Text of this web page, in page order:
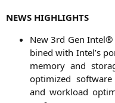
NEWS HIGHLIGHTS
New 3rd Gen
bi­ned with Intel’s
memo­ry and
opti­mi­zed
and workload